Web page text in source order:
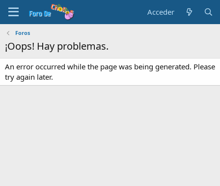
Acceder
Foros
¡Oops! Hay problemas.
An error occurred while the page was being generated. Please
try again later.